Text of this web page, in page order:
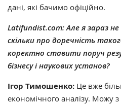
дані, які бачимо офіційно.
Latifundist.com:Але я зараз
скільки про доречність
коректно ставити поруч
бізнесу і наукових установ?
Ігор Тимошенко: Це вже
економічного аналізу. Можу